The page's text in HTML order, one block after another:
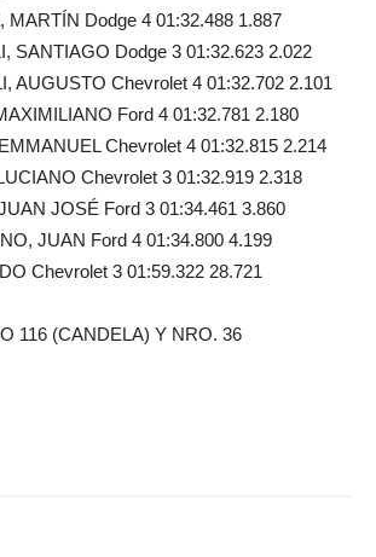
MARTÍN Dodge 4 01:32.488 1.887
SANTIAGO Dodge 3 01:32.623 2.022
AUGUSTO Chevrolet 4 01:32.702 2.101
Ford 4 01:32.781 2.180
Chevrolet 4 01:32.815 2.214
Chevrolet 3 01:32.919 2.318
JOSÉ Ford 3 01:34.461 3.860
JUAN Ford 4 01:34.800 4.199
Chevrolet 3 01:59.322 28.721
116 (CANDELA) Y NRO. 36